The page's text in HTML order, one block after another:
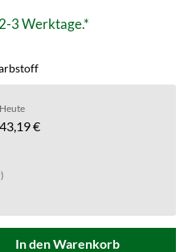
3 Werktage.*
Heute
43,19 €
den gewünschten
In den Warenkorb